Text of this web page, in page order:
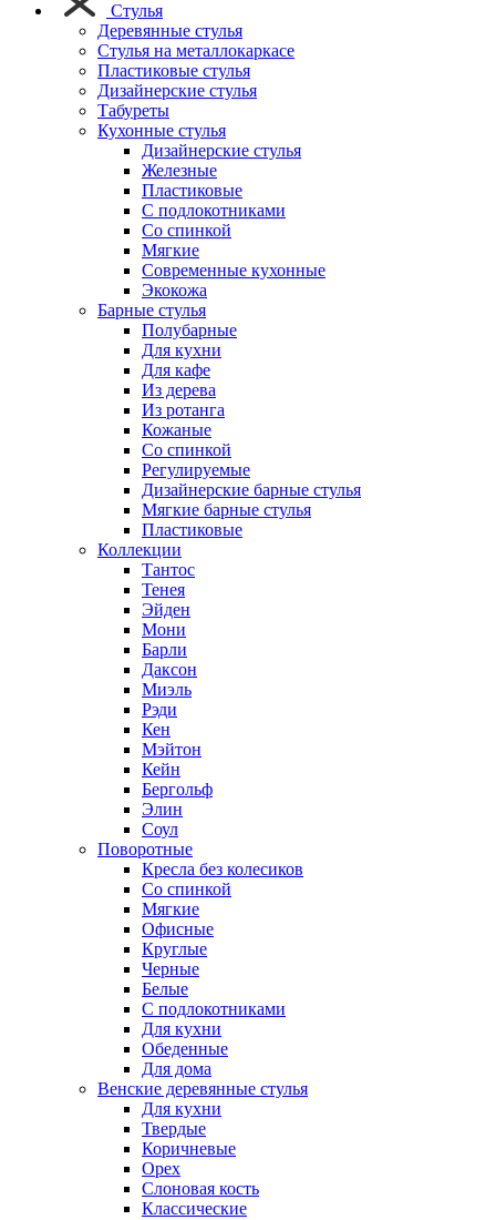
Стулья
Деревянные стулья
Стулья на металлокаркасе
Пластиковые стулья
Дизайнерские стулья
Табуреты
Кухонные стулья
Дизайнерские стулья
Железные
Пластиковые
С подлокотниками
Со спинкой
Мягкие
Современные кухонные
Экокожа
Барные стулья
Полубарные
Для кухни
Для кафе
Из дерева
Из ротанга
Кожаные
Со спинкой
Регулируемые
Дизайнерские барные стулья
Мягкие барные стулья
Пластиковые
Коллекции
Тантос
Тенея
Эйден
Мони
Барли
Даксон
Миэль
Рэди
Кен
Мэйтон
Кейн
Бергольф
Элин
Соул
Поворотные
Кресла без колесиков
Со спинкой
Мягкие
Офисные
Круглые
Черные
Белые
С подлокотниками
Для кухни
Обеденные
Для дома
Венские деревянные стулья
Для кухни
Твердые
Коричневые
Орех
Слоновая кость
Классические